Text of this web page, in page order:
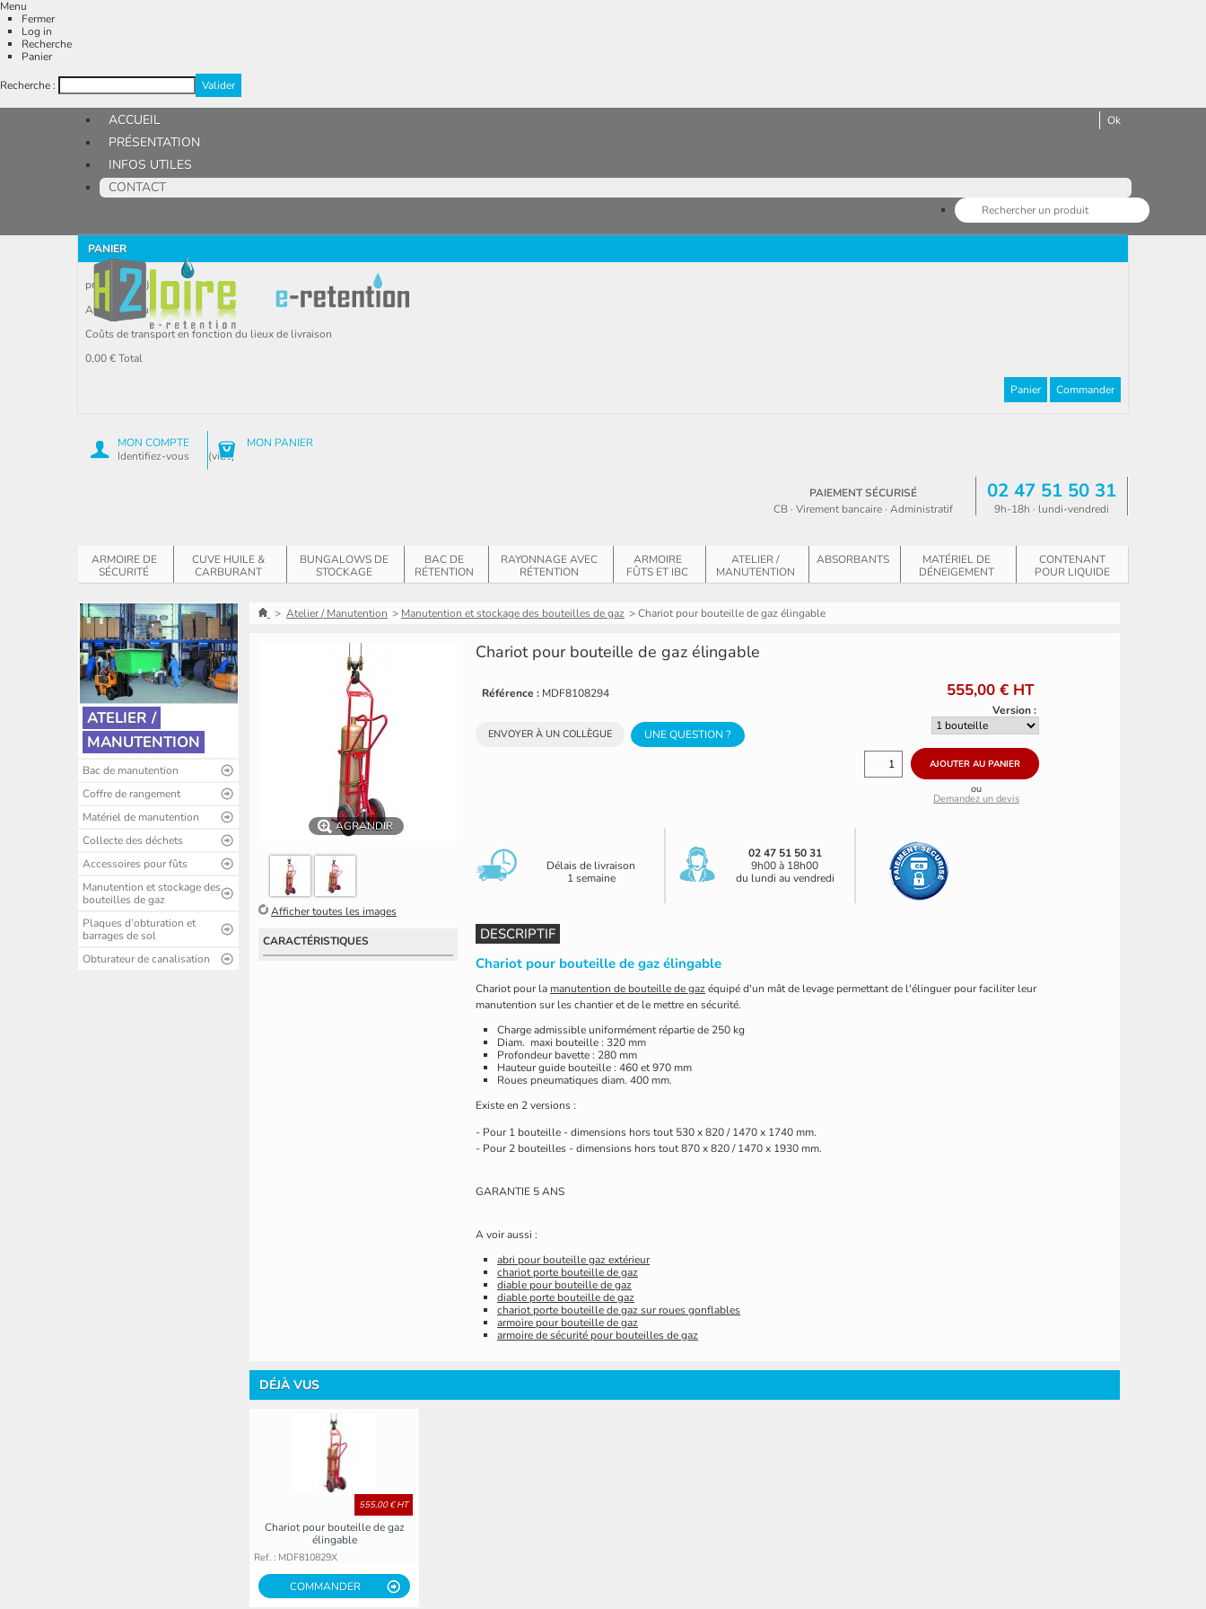
Menu
Fermer
Log in
Recherche
Panier
Recherche :
ACCUEIL
PRÉSENTATION
INFOS UTILES
CONTACT
PANIER
produit
(vide)
Aucun produit
Coûts de transport en fonction du lieux de livraison
0,00 €Total
Panier Commander
MON COMPTE
Identifiez-vous
MON PANIER
(vide)
02 47 51 50 31
9h-18h · lundi-vendredi
PAIEMENT SÉCURISÉ
CB · Virement bancaire · Administratif
ARMOIRE DE
SÉCURITÉ
CUVE HUILE &
CARBURANT
BUNGALOWS DE
STOCKAGE
BAC DE
RÉTENTION
RAYONNAGE AVEC
RÉTENTION
ARMOIRE
FÛTS ET IBC
ATELIER /
MANUTENTION
ABSORBANTS
MATÉRIEL DE
DÉNEIGEMENT
CONTENANT
POUR LIQUIDE
ATELIER /
MANUTENTION
Bac de manutention
Coffre de rangement
Matériel de manutention
Collecte des déchets
Accessoires pour fûts
Manutention et stockage des
bouteilles de gaz
Plaques d’obturation et
barrages de sol
Obturateur de canalisation
> Atelier / Manutention > Manutention et stockage des bouteilles de gaz >Chariot pour bouteille de gaz élingable
AGRANDIR
Afficher toutes les images
CARACTÉRISTIQUES
Chariot pour bouteille de gaz élingable
Référence : MDF8108294
UNE QUESTION ?
ENVOYER À UN COLLÈGUE
555,00 € HT
Version :
ou
Demandez un devis
Délais de livraison
1 semaine
02 47 51 50 31
9h00 à 18h00
du lundi au vendredi
DESCRIPTIF
Chariot pour bouteille de gaz élingable
Chariot pour la manutention de bouteille de gazéquipé d'un mât de levage permettant de l'élinguer pour faciliter leur
manutention sur les chantier et de le mettre en sécurité.
Charge admissible uniformément répartie de 250 kg
Diam. maxi bouteille : 320 mm
Profondeur bavette : 280 mm
Hauteur guide bouteille : 460 et 970 mm
Roues pneumatiques diam. 400 mm.
Existe en 2 versions :
- Pour 1 bouteille - dimensions hors tout 530 x 820 / 1470 x 1740 mm.
- Pour 2 bouteilles - dimensions hors tout 870 x 820 / 1470 x 1930 mm.
GARANTIE 5 ANS
A voir aussi :
abri pour bouteille gaz extérieur
chariot porte bouteille de gaz
diable pour bouteille de gaz
diable porte bouteille de gaz
chariot porte bouteille de gaz sur roues gonflables
armoire pour bouteille de gaz
armoire de sécurité pour bouteilles de gaz
DÉJÀ VUS
555,00 € HT
Chariot pour bouteille de gaz
élingable
Ref. : MDF810829X
COMMANDER